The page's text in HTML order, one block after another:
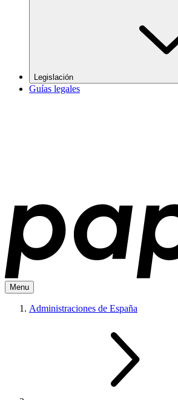
Legislación
Guías legales
Menu
Administraciones de España